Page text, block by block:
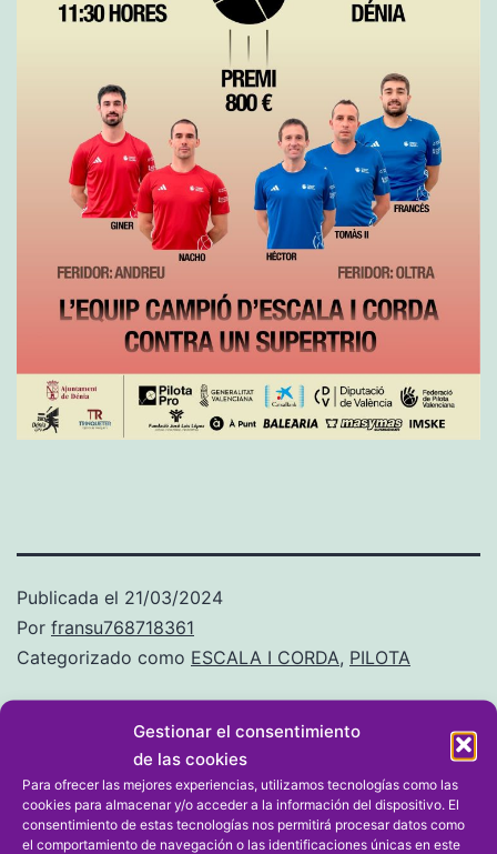
Gestionar el consentimiento
de las cookies
Para ofrecer las mejores experiencias, utilizamos tecnologías como las
cookies para almacenar y/o acceder a la información del dispositivo. El
consentimiento de estas tecnologías nos permitirá procesar datos como
el comportamiento de navegación o las identificaciones únicas en este
Publicada el 21/03/2024
Por fransu768718361
Categorizado como ESCALA I CORDA, PILOTA
Dejar un comentario